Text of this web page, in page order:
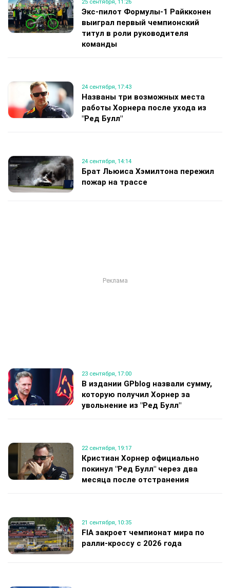
25 сентября, 11:26
Экс-пилот Формулы-1 Райкконен
выиграл первый чемпионский
титул в роли руководителя
команды
24 сентября, 17:43
Названы три возможных места
работы Хорнера после ухода из
"Ред Булл"
24 сентября, 14:14
Брат Льюиса Хэмилтона пережил
пожар на трассе
23 сентября, 17:00
В издании GPblog назвали сумму,
которую получил Хорнер за
увольнение из "Ред Булл"
22 сентября, 19:17
Кристиан Хорнер официально
покинул "Ред Булл" через два
месяца после отстранения
21 сентября, 10:35
FIA закроет чемпионат мира по
ралли-кроссу с 2026 года